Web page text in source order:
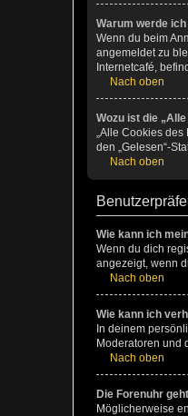
Warum werde
Wenn du beim
angemeldet zu
Internetcafé,
Nach oben
Wozu ist die
„Alle Cookies
den „Gelesen“-
Nach oben
Wie kann ich
Wenn du dich
angezeigt, wenn
Nach oben
Wie kann ich
In deinem
Moderatoren und
Nach oben
Die Forenuhr
Möglicherweise